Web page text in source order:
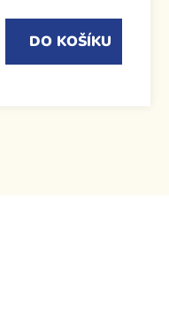
DO KOŠÍKU